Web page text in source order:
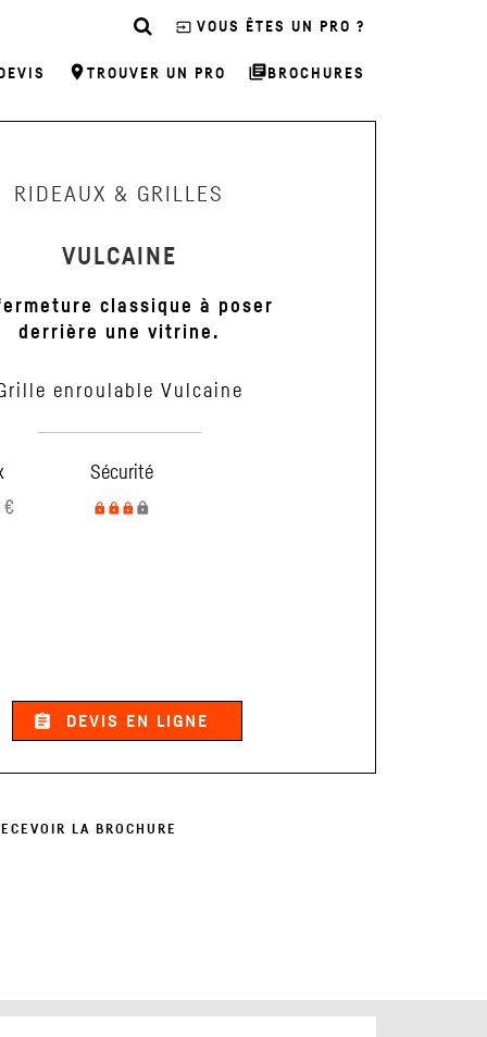
DEVIS room TROUVER UN PRO library_books BROCHURES
input VOUS ÊTES UN PRO ?
RIDEAUX & GRILLES
VULCAINE
classique à poser
derrière une vitrine.
enroulable Vulcaine
Sécurité
assignment DEVIS EN LIGNE
LA BROCHURE